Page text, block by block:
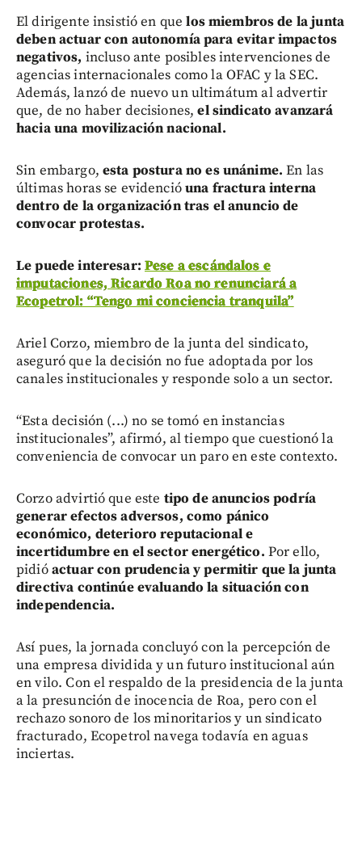
El dirigente insistió en que los miembros de la junta
deben actuar con autonomía para evitar impactos
negativos, incluso ante posibles intervenciones de
agencias internacionales como la OFAC y la SEC.
Además, lanzó de nuevo un ultimátum al advertir
que, de no haber decisiones,el sindicato avanzará
hacia una movilización nacional.
Sin embargo, esta postura no es unánime.En las
últimas horas se evidencióuna fractura interna
dentro de la organización tras el anuncio de
convocar protestas.
Le puede interesar: Pese a escándalos e
imputaciones, Ricardo Roa no renunciará a
Ecopetrol: “Tengo mi conciencia tranquila”
Ariel Corzo, miembro de la junta del sindicato,
aseguró que la decisión no fue adoptada por los
canales institucionales y responde solo a un sector.
“Esta decisión (...) no se tomó en instancias
institucionales”, afirmó, al tiempo que cuestionó la
conveniencia de convocar un paro en este contexto.
Corzo advirtió que este tipo de anuncios podría
generar efectos adversos, como pánico
económico, deterioro reputacional e
incertidumbre en el sector energético. Por ello,
pidióactuar con prudencia y permitir que la junta
directiva continúe evaluando la situación con
independencia.
Así pues, la jornada concluyó con la percepción de
una empresa dividida y un futuro institucional aún
en vilo. Con el respaldo de la presidencia de la junta
a la presunción de inocencia de Roa, pero con el
rechazo sonoro de los minoritarios y un sindicato
fracturado, Ecopetrol navega todavía en aguas
inciertas.